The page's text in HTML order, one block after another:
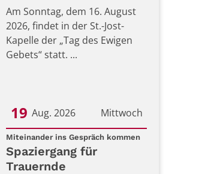
Am Sonntag, dem 16. August
2026, findet in der St.-Jost-
Kapelle der „Tag des Ewigen
Gebets“ statt. ...
Mittwoch
19 Aug. 2026
Datum: 19. August 2026
Miteinander ins Gespräch kommen:
Spaziergang für
Trauernde